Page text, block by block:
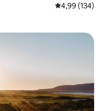
Gemiddelde
4,99 (134)